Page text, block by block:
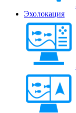
Эхолокация